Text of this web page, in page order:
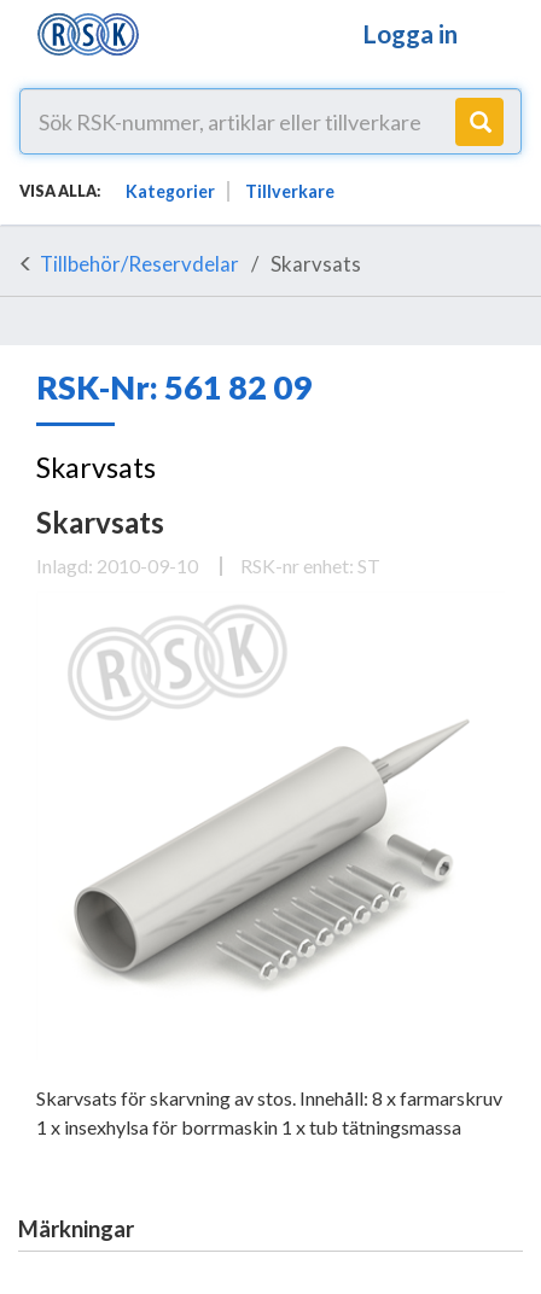
Logga in
VISA ALLA: Kategorier Tillverkare
Tillbehör/Reservdelar Skarvsats
RSK-Nr: 561 82 09
Skarvsats
Skarvsats
Inlagd: 2010-09-10 RSK-nr enhet: ST
Skarvsats för skarvning av stos. Innehåll: 8 x farmarskruv
1 x insexhylsa för borrmaskin 1 x tub tätningsmassa
Märkningar